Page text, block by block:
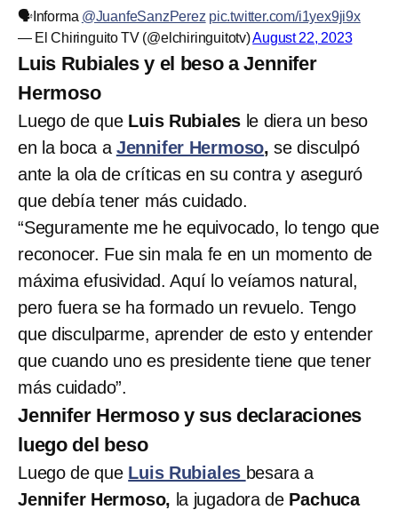
🗣️Informa @JuanfeSanzPerez pic.twitter.com/i1yex9ji9x
— El Chiringuito TV (@elchiringuitotv)August 22, 2023
Luis Rubiales y el beso a Jennifer
Hermoso
Luego de que Luis Rubiales le diera un beso
en la boca a Jennifer Hermoso, se disculpó
ante la ola de críticas en su contra y aseguró
que debía tener más cuidado.
“Seguramente me he equivocado, lo tengo que
reconocer. Fue sin mala fe en un momento de
máxima efusividad. Aquí lo veíamos natural,
pero fuera se ha formado un revuelo. Tengo
que disculparme, aprender de esto y entender
que cuando uno es presidente tiene que tener
más cuidado”.
Jennifer Hermoso y sus declaraciones
luego del beso
Luego de que Luis Rubiales besara a
Jennifer Hermoso, la jugadora de Pachuca